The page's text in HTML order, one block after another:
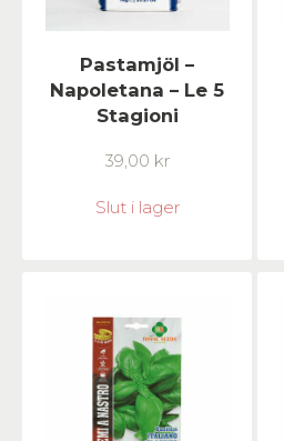
Pastamjöl –
Napoletana – Le 5
Stagioni
39,00 kr
Slut i lager